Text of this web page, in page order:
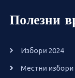
Полезни
Избори 2024
Местни избори